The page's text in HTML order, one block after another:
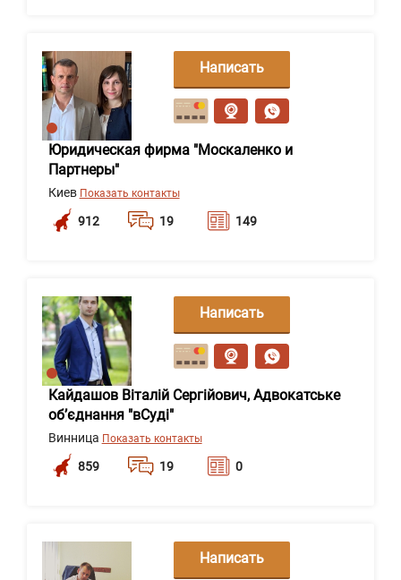
Юридическая фирма "Москаленко и
Партнеры"
Киев Показать контакты
912 19 149
Написать
сообщение
Кайдашов Віталій Сергійович, Адвокатське
об’єднання "вСуді"
Винница Показать контакты
859 19 0
Написать
сообщение
Написать